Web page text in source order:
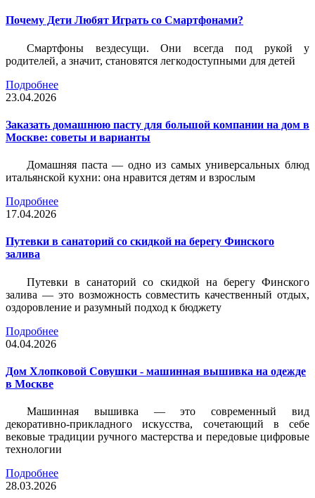
Почему Дети Любят Играть со Смартфонами?
Смартфоны вездесущи. Они всегда под рукой у
родителей, а значит, становятся легкодоступными для детей
Подробнее
23.04.2026
Заказать домашнюю пасту для большой компании на дом в
Москве: советы и варианты
Домашняя паста — одно из самых универсальных блюд
итальянской кухни: она нравится детям и взрослым
Подробнее
17.04.2026
Путевки в санаторий со скидкой на берегу Финского
залива
Путевки в санаторий со скидкой на берегу Финского
залива — это возможность совместить качественный отдых,
оздоровление и разумный подход к бюджету
Подробнее
04.04.2026
Дом Хлопковой Совушки - машинная вышивка на одежде
в Москве
Машинная вышивка — это современный вид
декоративно-прикладного искусства, сочетающий в себе
вековые традиции ручного мастерства и передовые цифровые
технологии
Подробнее
28.03.2026